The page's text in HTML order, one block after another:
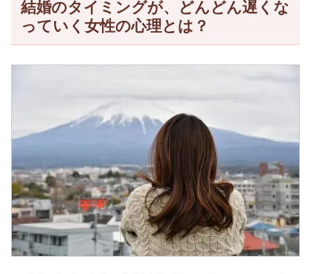
結婚のタイミングが、どんどん遅くな
っていく女性の心理とは？